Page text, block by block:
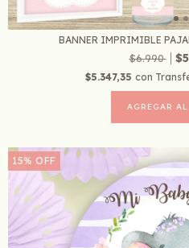
BANNER IMPRIMIBLE
$6.990
$5.347,35 con
15% OFF